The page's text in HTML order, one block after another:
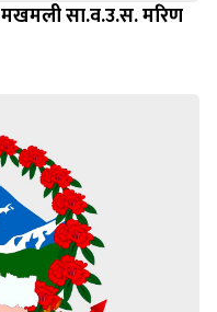
मखमली सा.व.उ.स. मरिण